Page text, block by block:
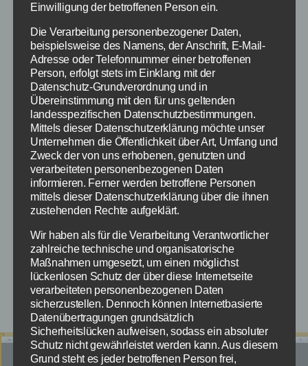
Weitere Tipps findest du sonst auch nochmal im
nächsten Kapitel. Vor allem ein Stativ hilft bei
der Erstellung von Panorama Bildern
ungemein.
Schritt 2: Panorama erstellen
mit Freeware für PC und Mac –
So gehts kostenlos
Wenn du nun die Bilder zusammenhast, kommt
die Magie ins Spiel. Man kann dies zwar
manuell, wie beispielsweise über Photoshop
machen, doch dies ist aufwendige Arbeit.
Stattdessen gibt es hierfür zahlreiche
Programme. Wir haben nachfolgend für euch
kostenlose herausgesucht.
Einwilligung der betroffenen Person ein.
Die Verarbeitung personenbezogener Daten,
beispielsweise des Namens, der Anschrift, E-Mail-
Adresse oder Telefonnummer einer betroffenen
Person, erfolgt stets im Einklang mit der
Datenschutz-Grundverordnung und in
Übereinstimmung mit den für uns geltenden
landesspezifischen Datenschutzbestimmungen.
Mittels dieser Datenschutzerklärung möchte unser
Unternehmen die Öffentlichkeit über Art, Umfang und
Zweck der von uns erhobenen, genutzten und
verarbeiteten personenbezogenen Daten
informieren. Ferner werden betroffene Personen
mittels dieser Datenschutzerklärung über die ihnen
zustehenden Rechte aufgeklärt.
Wir haben als für die Verarbeitung Verantwortlicher
zahlreiche technische und organisatorische
Maßnahmen umgesetzt, um einen möglichst
lückenlosen Schutz der über diese Internetseite
verarbeiteten personenbezogenen Daten
sicherzustellen. Dennoch können Internetbasierte
Datenübertragungen grundsätzlich
Sicherheitslücken aufweisen, sodass ein absoluter
Schutz nicht gewährleistet werden kann. Aus diesem
Grund steht es jeder betroffenen Person frei,